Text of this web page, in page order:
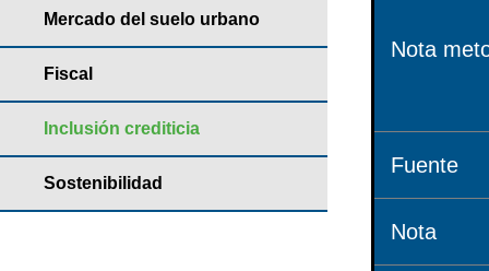
Mercado del suelo urbano
Fiscal
Inclusión crediticia
Sostenibilidad
Nota
Fuente
Nota